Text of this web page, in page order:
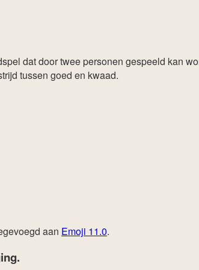
dat door twee personen gespeeld kan
tussen goed en kwaad.
aan Emoji 11.0.